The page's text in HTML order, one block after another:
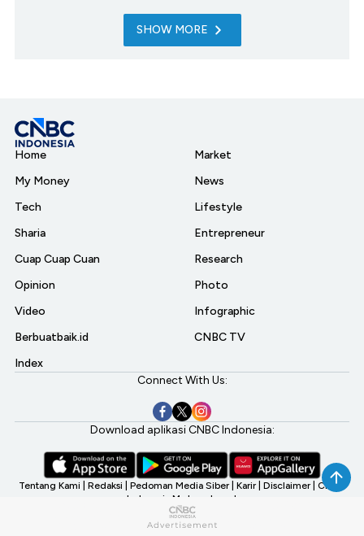
SHOW MORE
Home
My Money
Tech
Sharia
Cuap Cuap Cuan
Opinion
Video
Berbuatbaik.id
Index
Market
News
Lifestyle
Entrepreneur
Research
Photo
Infographic
CNBC TV
Connect With Us:
Download aplikasi CNBC Indonesia:
Tentang Kami Redaksi Pedoman Media Siber Karir Disclaimer CNBC
Indonesia My Investment
©2026 CNBC Indonesia, A Transmedia Company